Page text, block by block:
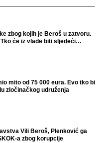
zbog kojih je Beroš u zatvoru.
će iz vlade biti sljedeći
mito od 75 000 eura. Evo tko bi
zločinačkog udruženja
Vili Beroš, Plenković ga
a zbog korupcije